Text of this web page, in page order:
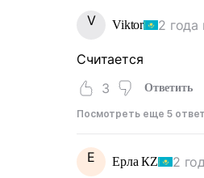
V Viktor 2 года
Считается
3
Ответить
Посмотреть еще 5
Е Ерла КZ 2